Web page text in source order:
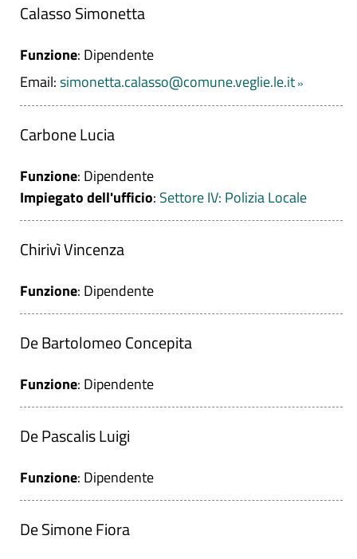
Calasso Simonetta
Funzione: Dipendente
Email:simonetta.calasso@comune.veglie.le.it
Carbone Lucia
Funzione: Dipendente
Impiegato dell'ufficio: Settore IV: Polizia Locale
Chirivì Vincenza
Funzione: Dipendente
De Bartolomeo Concepita
Funzione: Dipendente
De Pascalis Luigi
Funzione: Dipendente
De Simone Fiora